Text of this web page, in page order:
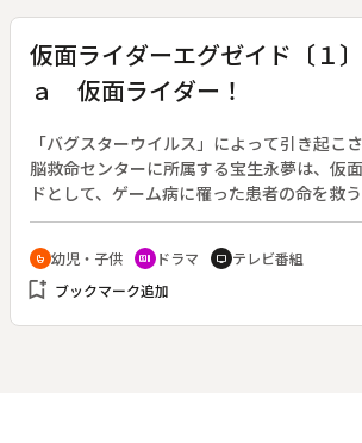
次の相談者として同い年の小学校教師・山
が現れる。お互いの悩みを打ち明け合い意
らにそこに、山路の同級生で客引きの道上ま
が現れる。
仮面ライダーエグゼイド〔１
ａ 仮面ライダー！
「バグスターウイルス」によって引き起こ
脳救命センターに所属する宝生永夢は、仮
ドとして、ゲーム病に罹った患者の命を救
る。平成仮面ライダーシリーズの第１８作
郎。（２０１６年１０月２日～２０１７年
４５回）◆第１回。西暦２０００年、人体に
ことで怪人を生み出すゲーム病を発症させる
crib 幼児・子供 recent_actors ドラマ tv テレビ番組
bookmark_add ブックマーク追加